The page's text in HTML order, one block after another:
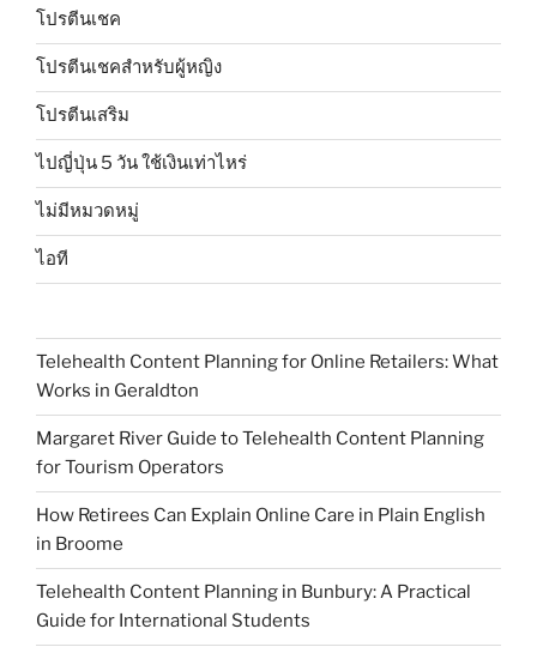
โปรตีนเชค
โปรตีนเชคสำหรับผู้หญิง
โปรตีนเสริม
ไปญี่ปุ่น 5 วัน ใช้เงินเท่าไหร่
ไม่มีหมวดหมู่
ไอที
Telehealth Content Planning for Online Retailers: What
Works in Geraldton
Margaret River Guide to Telehealth Content Planning
for Tourism Operators
How Retirees Can Explain Online Care in Plain English
in Broome
Telehealth Content Planning in Bunbury: A Practical
Guide for International Students